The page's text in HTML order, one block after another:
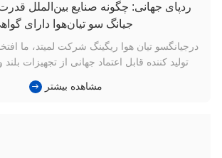
جیانگ سو تیان‌هوا دارای
درجیانگسو تیان هوا ریگینگ شرکت لمیتد، ما
تولید کننده قابل اعتماد جهانی از تجهیزات بلند
مناطق صادر شده است، از جمله اروپا، آمریکای
مشاهده بیشتر